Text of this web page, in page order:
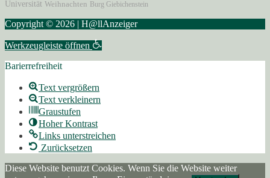
Universität Weihnachten Burg Giebichenstein
Copyright © 2026 | H@llAnzeiger
Werkzeugleiste öffnen
Barierrefreiheit
Text vergrößern
Text verkleinern
Graustufen
Hoher Kontrast
Links unterstreichen
Zurücksetzen
Diese Website benutzt Cookies. Wenn Sie die Website weiter